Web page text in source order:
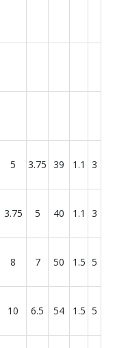
5 3.75 39 1.1 3
3.75 5 40 1.1 3
8 7 50 1.5 5
10 6.5 54 1.5 5